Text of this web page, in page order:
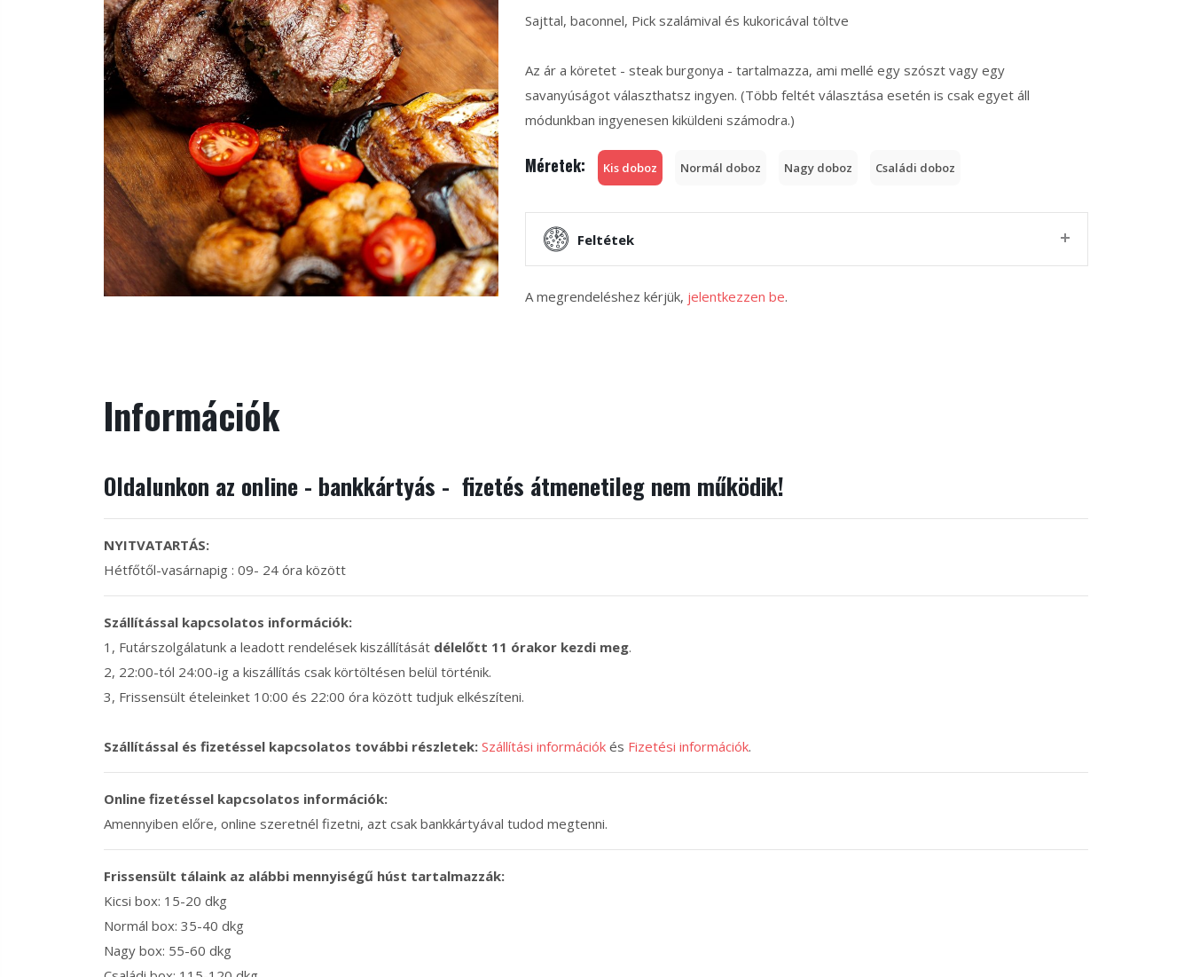
Sajttal, baconnel, Pick szalámival és kukoricával töltve
Az ár a köretet - steak burgonya - tartalmazza, ami mellé egy szószt vagy egy
savanyúságot választhatsz ingyen. (Több feltét választása esetén is csak egyet áll
módunkban ingyenesen kiküldeni számodra.)
Méretek: Kis doboz Normál doboz Nagy doboz Családi doboz
Feltétek
A megrendeléshez kérjük, jelentkezzen be.
Információk
Oldalunkon az online - bankkártyás - fizetés átmenetileg nem működik!
NYITVATARTÁS:
Hétfőtől-vasárnapig : 09- 24 óra között
Szállítással kapcsolatos információk:
1, Futárszolgálatunk a leadott rendelések kiszállítását délelőtt 11 órakor kezdi meg.
2, 22:00-tól 24:00-ig a kiszállítás csak körtöltésen belül történik.
3, Frissensült ételeinket 10:00 és 22:00 óra között tudjuk elkészíteni.
Szállítással és fizetéssel kapcsolatos további részletek: Szállítási információk és Fizetési információk.
Online fizetéssel kapcsolatos információk:
Amennyiben előre, online szeretnél fizetni, azt csak bankkártyával tudod megtenni.
Frissensült tálaink az alábbi mennyiségű húst tartalmazzák:
Kicsi box: 15-20 dkg
Normál box: 35-40 dkg
Nagy box: 55-60 dkg